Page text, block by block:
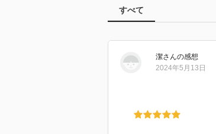
すべて
潔さんの感想
2024年5月13日